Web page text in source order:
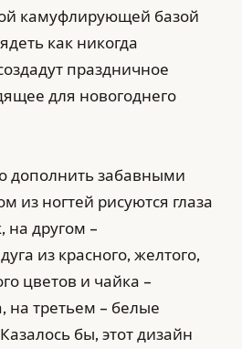
камуфлирующей базой
как никогда
праздничное
для новогоднего
дополнить забавными
из ногтей рисуются глаза
на другом –
из красного, желтого,
цветов и чайка –
на третьем – белые
бы, этот дизайн